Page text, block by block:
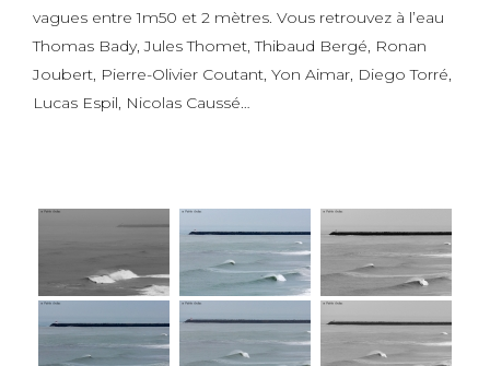
vagues entre 1m50 et 2 mètres. Vous retrouvez à l’eau
Thomas Bady, Jules Thomet, Thibaud Bergé, Ronan
Joubert, Pierre-Olivier Coutant, Yon Aimar, Diego Torré,
Lucas Espil, Nicolas Caussé…